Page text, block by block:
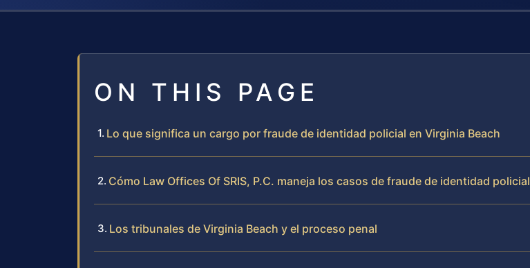
ON THIS PAGE
Lo que significa un cargo por fraude de identidad policial en Virginia Beach
Cómo Law Offices Of SRIS, P.C. maneja los casos de fraude de identidad policial
Los tribunales de Virginia Beach y el proceso penal